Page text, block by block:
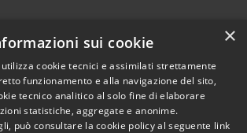
di accessibilità
Copyright © 2026 • Città di
×
sui cookie
cookie tecnici e assimilati strettamente
funzionamento e alla navigazione del sito,
tecnico analitico al solo fine di elaborare
statistiche, aggregate e anonime.
può consultare la cookie policy al seguente link